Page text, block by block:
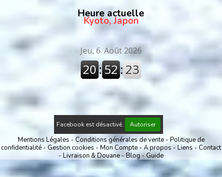
Heure actuelle
Kyoto, Japon
Facebook est désactivé. Autoriser
Mentions Légales Conditions générales de vente
Politique de
confidentialité
Gestion cookies Mon Compte A propos Liens
Contact
Livraison & Douane
Blog Guide